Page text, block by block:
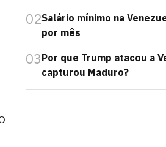
02Salário mínimo na
por mês
03Por que Trump atacou a
capturou Maduro?